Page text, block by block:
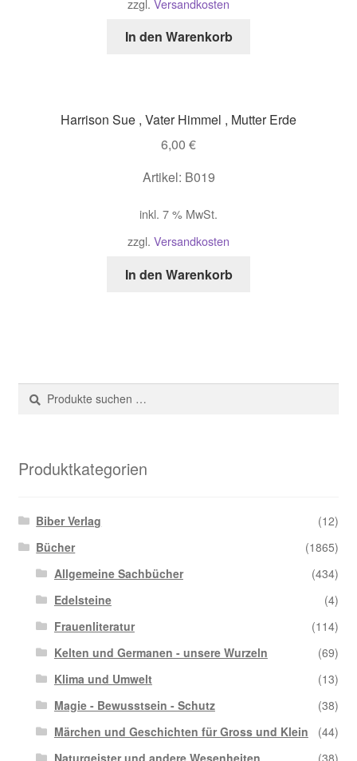
In den Warenkorb
Harrison Sue , Vater Himmel , Mutter Erde
6,00 €
Artikel: B019
inkl. 7 % MwSt.
zzgl. Versandkosten
In den Warenkorb
Suche
nach:
Suchen
Produktkategorien
Biber Verlag
(12)
Bücher
(1865)
Allgemeine Sachbücher
(434)
Edelsteine
(4)
Frauenliteratur
(114)
Kelten und Germanen - unsere Wurzeln
(69)
Klima und Umwelt
(13)
Magie - Bewusstsein - Schutz
(38)
Märchen und Geschichten für Gross und Klein
(44)